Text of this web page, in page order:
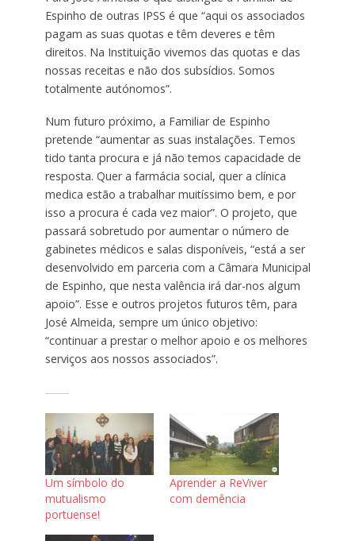
Espinho de outras IPSS é que “aqui os associados
pagam as suas quotas e têm deveres e têm
direitos. Na Instituição vivemos das quotas e das
nossas receitas e não dos subsídios. Somos
totalmente autónomos”.
Num futuro próximo, a Familiar de Espinho
pretende “aumentar as suas instalações. Temos
tido tanta procura e já não temos capacidade de
resposta. Quer a farmácia social, quer a clínica
medica estão a trabalhar muitíssimo bem, e por
isso a procura é cada vez maior”. O projeto, que
passará sobretudo por aumentar o número de
gabinetes médicos e salas disponíveis, “está a ser
desenvolvido em parceria com a Câmara Municipal
de Espinho, que nesta valência irá dar-nos algum
apoio”. Esse e outros projetos futuros têm, para
José Almeida, sempre um único objetivo:
“continuar a prestar o melhor apoio e os melhores
serviços aos nossos associados”.
Um símbolo do
mutualismo
portuense!
Aprender a ReViver
com demência